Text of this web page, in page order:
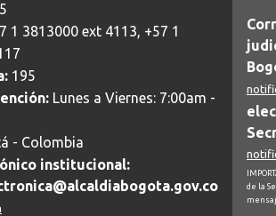
1 3813000 ext 4113, +57 1
195
Lunes a Viernes: 7:00am -
- Colombia
institucional:
de la